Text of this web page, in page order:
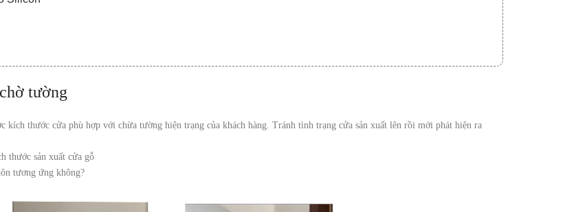
tường
thước cửa phù hợp với chừa tường hiện trạng của khách hàng. Tránh tình trạng cửa sản xuất lên rồi mới phát hiện ra
thước sản xuất cửa gỗ
tương ứng không?